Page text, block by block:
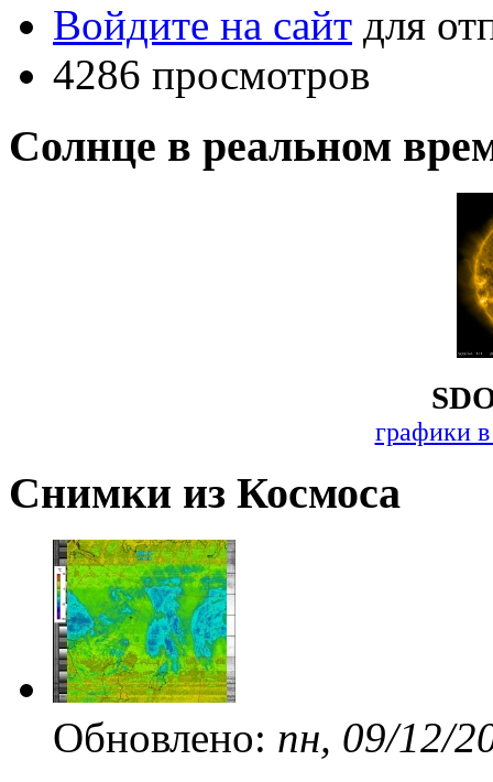
Войдите на сайт для
4286 просмотров
Солнце в реальном
графики
Снимки из Космоса
Обновлено: пн, 09/12/